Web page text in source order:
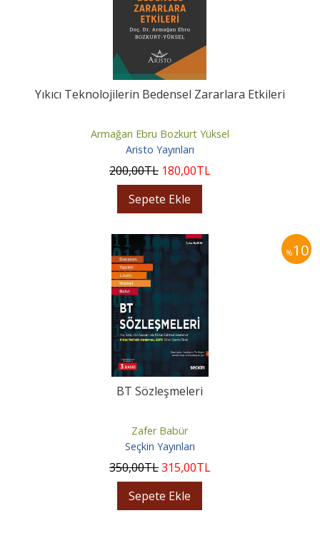
Yıkıcı Teknolojilerin Bedensel Zararlara Etkileri
Armağan Ebru Bozkurt Yüksel
Aristo Yayınları
200,00TL 180,00TL
Sepete Ekle
%10
BT Sözleşmeleri
Zafer Babür
Seçkin Yayınları
350,00TL315,00TL
Sepete Ekle